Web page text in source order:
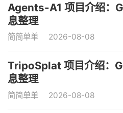
Agents-A1 项目介绍：
息整理
简简单单 2026-08-08
TripoSplat 项目介绍：
息整理
简简单单 2026-08-08